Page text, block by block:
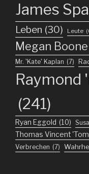
James
Leben (30) Leute
Megan Boone
Mr. 'Kate' Kaplan (7)
Raymond
(241)
Ryan Eggold (10)
Thomas Vincent
Verbrechen (7)